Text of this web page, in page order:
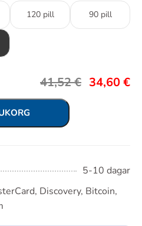
120 pill 90 pill
41,52€ 34,60€
5-10 dagar
Discovery, Bitcoin,